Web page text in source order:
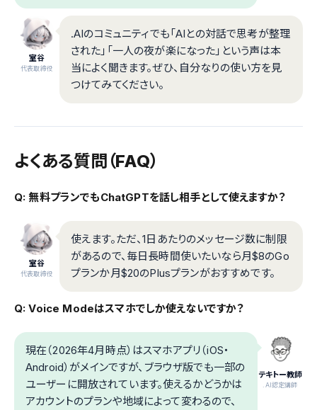
室谷
代表取締役
.AIのコミュニティでも「AIとの対話で思考が整理
された」「一人の夜が楽になった」という声は本
当によく聞きます。ぜひ、自分なりの使い方を見
つけてみてください。
よくある質問（FAQ）
Q: 無料プランでもChatGPTを話し相手として使えますか？
室谷
代表取締役
使えます。ただ、1日あたりのメッセージ数に制限
があるので、毎日長時間使いたいなら月$8のGo
プランか月$20のPlusプランがおすすめです。
Q: Voice Modeはスマホでしか使えないですか？
テキトー教師
.AI認定講師
現在（2026年4月時点）はスマホアプリ（iOS・
Android）がメインですが、ブラウザ版でも一部の
ユーザーに開放されています。使えるかどうかは
アカウントのプランや地域によって変わるので、